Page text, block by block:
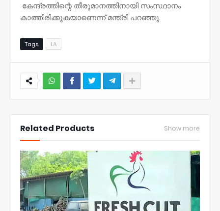
കേന്ദ്രത്തിന്റെ തീരുമാനത്തിനായി സംസ്ഥാനം
കാത്തിരിക്കുകയാണെന്ന് മന്ത്രി പറഞ്ഞു.
Tags LA
Related Products Show more